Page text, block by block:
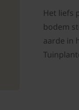
Het liefs
bodem
aarde in